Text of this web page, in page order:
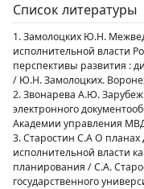
Список литературы
1. Замолоцких Ю.Н.
исполнительной власти
перспективы развития :
/ Ю.Н. Замолоцких.
2. Звонарева А.Ю.
электронного
Академии управления
3. Старостин С.А О
исполнительной власти
планирования / С.А.
государственного